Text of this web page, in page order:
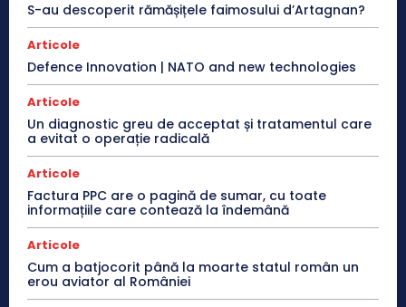
S-au descoperit rămășițele faimosului d’Artagnan?
Articole
Defence Innovation | NATO and new technologies
Articole
Un diagnostic greu de acceptat și tratamentul care
a evitat o operație radicală
Articole
Factura PPC are o pagină de sumar, cu toate
informațiile care contează la îndemână
Articole
Cum a batjocorit până la moarte statul român un
erou aviator al României